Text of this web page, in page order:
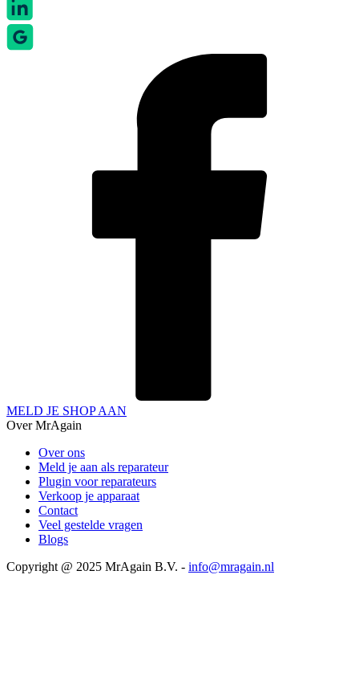
MELD JE SHOP AAN
Over MrAgain
Over ons
Meld je aan als reparateur
Plugin voor reparateurs
Verkoop je apparaat
Contact
Veel gestelde vragen
Blogs
Copyright @ 2025 MrAgain B.V. - info@mragain.nl